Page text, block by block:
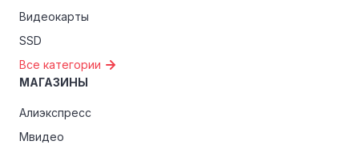
Видеокарты
SSD
Все категории
МАГАЗИНЫ
Алиэкспресс
Мвидео